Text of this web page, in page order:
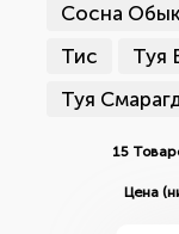
Сосна
Тис
Туя
Туя
15